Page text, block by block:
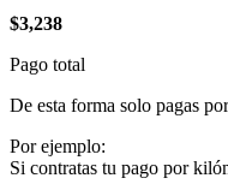
$3,238
Pago total
De esta forma solo pagas
Por ejemplo:
Si contratas tu pago por